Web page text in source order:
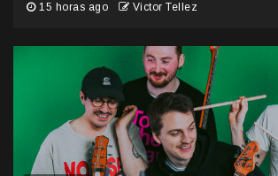
15 horas ago Victor Tellez